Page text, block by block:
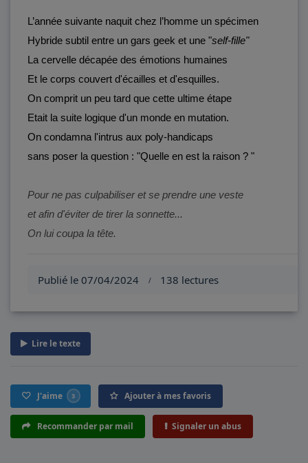
L’année suivante naquit chez l’homme un spécimen
Hybride subtil entre un gars geek et une "self-fille"
La cervelle décapée des émotions humaines
Et le corps couvert d'écailles et d'esquilles.
On comprit un peu tard que cette ultime étape
Etait la suite logique d'un monde en mutation.
On condamna l'intrus aux poly-handicaps
sans poser la question : "Quelle en est la raison ? "
Pour ne pas culpabiliser et se prendre une veste
et afin d'éviter de tirer la sonnette...
On lui coupa la tête.
Publié le 07/04/2024 / 138 lectures
Lire le texte
J'aime 3 Ajouter à mes favoris
Recommander par mail Signaler un abus